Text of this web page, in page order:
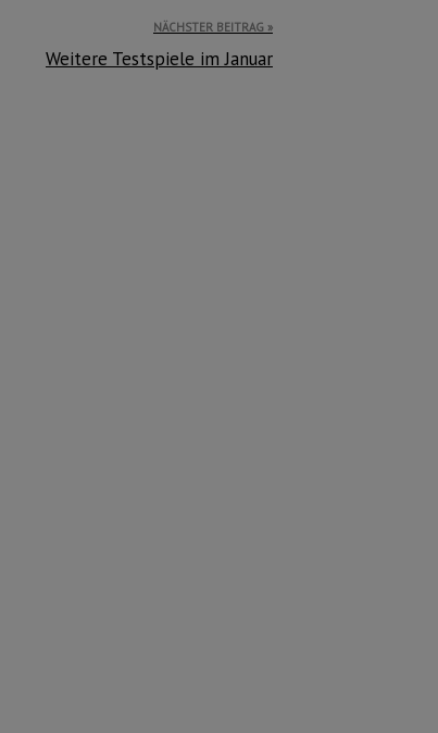
NÄCHSTER BEITRAG
Weitere Testspiele im Januar